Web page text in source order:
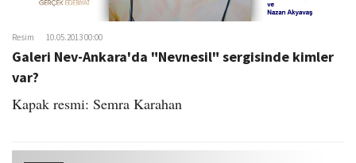
Resim 10.05.2013 00:00
Galeri Nev-Ankara'da "Nevnesil" sergisinde kimler
var?
Kapak resmi: Semra Karahan